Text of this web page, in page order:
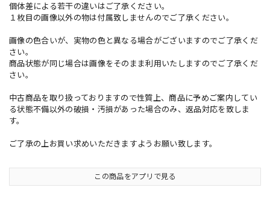
個体差による若干の違いはご了承ください。
１枚目の画像以外の物は付属致しませんのでご了承ください。
画像の色合いが、実物の色と異なる場合がございますのでご了承くだ
さい。
商品状態が同じ場合は画像をそのまま利用いたしますのでご了承くだ
さい。
中古商品を取り扱っておりますので性質上、商品に予めご案内してい
る状態不備以外の破損・汚損があった場合のみ、返品対応を致しま
す。
ご了承の上お買い求めいただきますようお願い致します。
この商品をアプリで見る